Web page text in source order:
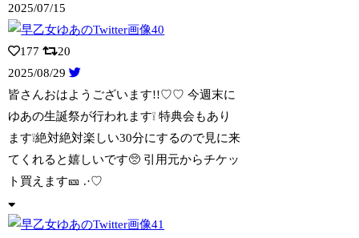
2025/07/15
177
20
2025/08/29
皆さんおはようございます!!♡♡ 今週末に
ゆあの生誕祭が行われます❕ 特典会もあ り
ます❕絶対絶対楽しい30分にするので見に来
てくれると嬉しいです🥺 引用元からチケッ
ト買えます🎫 .·♡